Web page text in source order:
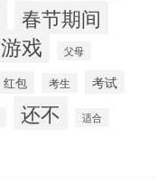
春节期间
游戏 父母
红包 考生 考试
还不 适合